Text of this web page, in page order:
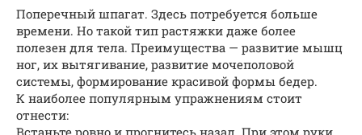
Поперечный шпагат. Здесь потребуется больше
времени. Но такой тип растяжки даже более
полезен для тела. Преимущества — развитие мышц
ног, их вытягивание, развитие мочеполовой
системы, формирование красивой формы бедер.
К наиболее популярным упражнениям стоит
отнести: